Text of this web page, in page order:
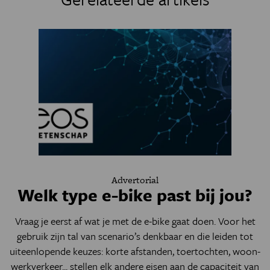
Advertorial
Welk type e-bike past bij jou?
Vraag je eerst af wat je met de e-bike gaat doen. Voor het
gebruik zijn tal van scenario’s denkbaar en die leiden tot
uiteenlopende keuzes: korte afstanden, toertochten, woon-
werkverkeer... stellen elk andere eisen aan de capaciteit van